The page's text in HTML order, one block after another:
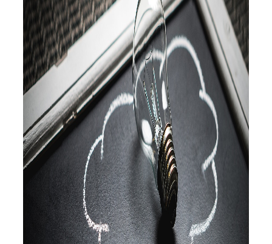
Servicio Técnico
Garantía
Blog
Trabaja con nosotros
Contacto